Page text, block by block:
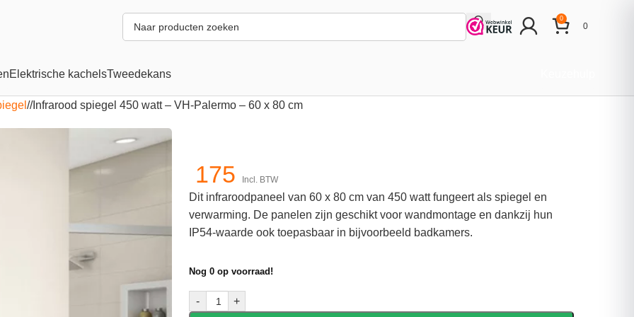
0
0
Elektrische kachelsTweedekans
/ Infrarood spiegel 450 watt – VH-Palermo – 60 x 80 cm
175 Incl. BTW
Dit infraroodpaneel van 60 x 80 cm van 450 watt fungeert als spiegel en
verwarming. De panelen zijn geschikt voor wandmontage en dankzij hun
IP54-waarde ook toepasbaar in bijvoorbeeld badkamers.
Nog 0 op voorraad!
- +